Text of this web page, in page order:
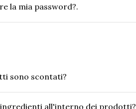
la mia password?.
sono scontati?
all'interno dei prodotti?